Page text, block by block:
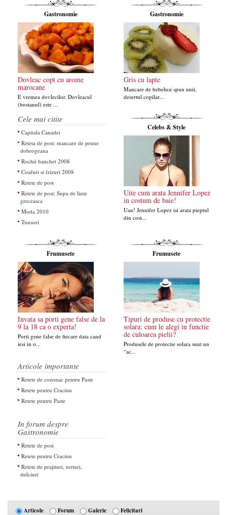
Gastronomie
Dovleac copt cu arome
marocane
E vremea dovlecilor. Dovleacul
(bostanul) este ...
Gastronomie
Gris cu lapte
Mancare de bebelusi spun unii,
desertul copilar...
Cele mai citite
Capitala Canadei
Reteta de post: mancare de prune
dobrogeana
Rochii banchet 2008
Coafuri si frizuri 2008
Retete de post
Retete de post: Supa de linte
greceasca
Moda 2010
Tunsori
Celebs & Style
Uite cum arata Jennifer Lopez
in costum de baie!
Uau! Jennifer Lopez isi arata pieptul
din cost...
Frumusete
Invata sa porti gene false de la
9 la 18 ca o experta!
Porti gene false de fiecare data cand
iesi in o...
Frumusete
Tipuri de produse cu protectie
solara: cum le alegi in functie
de culoarea pielii?
Produsele de protectie solara sunt un
“ac...
Articole importante
Retete de cozonac pentru Paste
Retete pentru Craciun
Retete pentru Paste
In forum despre
Gastronomie
Retete de post
Retete pentru Craciun
Retete de prajituri, torturi,
dulciuri
Articole Forum Galerie Felicitari